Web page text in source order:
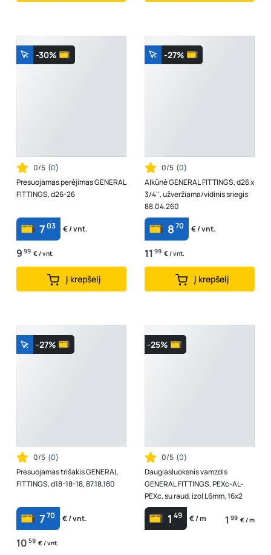
-30%
0/5 (0)
Presuojamas perėjimas GENERAL
FITTINGS, d26-26
703 € / vnt.
9 99 € / vnt.
Į krepšelį
-27%
0/5 (0)
Alkūnė GENERAL FITTINGS, d26 x
3/4'', užveržiama/vidinis sriegis
88.04.260
870 € / vnt.
11 99 € / vnt.
Į krepšelį
-27%
0/5 (0)
Presuojamas trišakis GENERAL
FITTINGS, d18-18-18, 87.18.180
770 € / vnt.
10 59 € / vnt.
-25%
0/5 (0)
Daugiasluoksnis vamzdis
GENERAL FITTINGS, PEXc-AL-
PEXc, su raud. izol L6mm, 16x2
1 49 € / m 1 99 € / m